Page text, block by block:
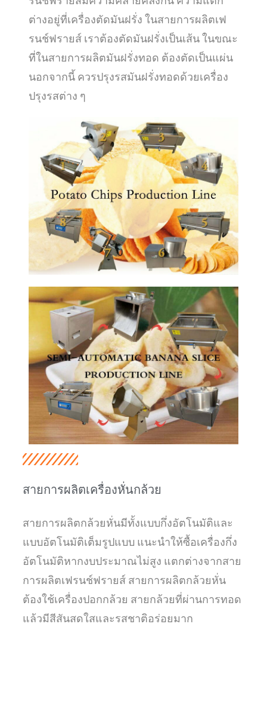
ต่างอยู่ที่เครื่องตัดมันฝรั่ง ในสายการผลิตเฟ
รนช์ฟรายส์ เราต้องตัดมันฝรั่งเป็นเส้น ในขณะ
ที่ในสายการผลิตมันฝรั่งทอด ต้องตัดเป็นแผ่น
นอกจากนี้ ควรปรุงรสมันฝรั่งทอดด้วยเครื่อง
ปรุงรสต่าง ๆ
สายการผลิตเครื่องหั่นกล้วย
สายการผลิตกล้วยหั่นมีทั้งแบบกึ่งอัตโนมัติและ
แบบอัตโนมัติเต็มรูปแบบ แนะนำให้ซื้อเครื่องกึ่ง
อัตโนมัติหากงบประมาณไม่สูง แตกต่างจากสาย
การผลิตเฟรนช์ฟรายส์ สายการผลิตกล้วยหั่น
ต้องใช้เครื่องปอกกล้วย สายกล้วยที่ผ่านการทอด
แล้วมีสีสันสดใสและรสชาติอร่อยมาก